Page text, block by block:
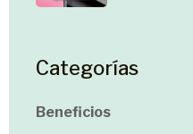
Categorías
Beneficios